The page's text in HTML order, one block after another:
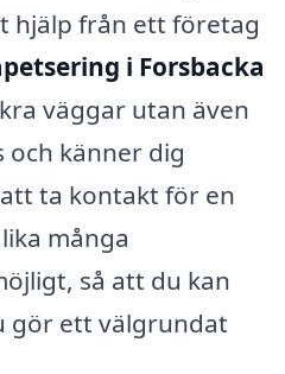
hjälp från ett företag
i Forsbacka
väggar utan även
och känner dig
ta kontakt för en
många
så att du kan
gör ett välgrundat